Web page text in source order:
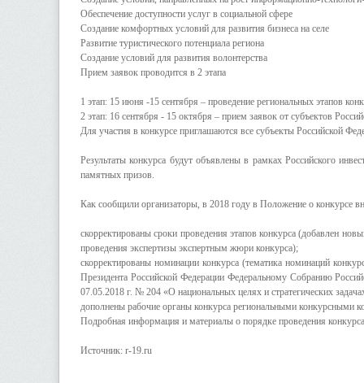
Обеспечение доступности услуг в социальной сфере
Создание комфортных условий для развития бизнеса на селе
Развитие туристического потенциала региона
Создание условий для развития волонтерства
Прием заявок проводится в 2 этапа
1 этап: 15 июня -15 сентября – проведение региональных этапов
2 этап: 16 сентября - 15 октября – прием заявок от субъектов
Для участия в конкурсе приглашаются все субъекты Российской
Результаты конкурса будут объявлены в рамках Российского
памятных призов.
Как сообщили организаторы, в 2018 году в Положение о конкурсе
скорректированы сроки проведения этапов конкурса (добавлен
проведения экспертизы экспертным жюри конкурса);
скорректированы номинации конкурса (тематика номинаций
Президента Российской Федерации Федеральному Собранию
07.05.2018 г. № 204 «О национальных целях и стратегических
дополнены рабочие органы конкурса региональными конкурсными
Подробная информация и материалы о порядке проведения
Источник: r-19.ru